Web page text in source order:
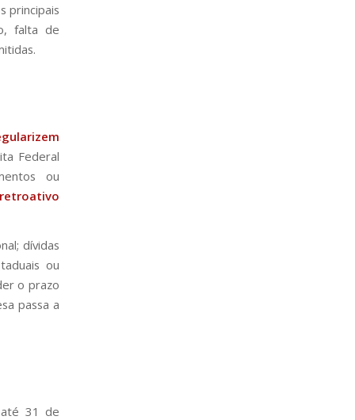
principais
falta de
Federal
ou
dívidas
ou
o prazo
passa a
até 31 de